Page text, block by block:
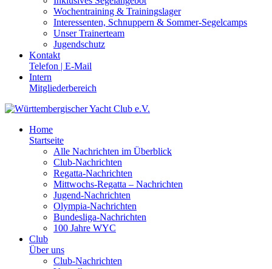
Wochentraining & Trainingslager
Interessenten, Schnuppern & Sommer-Segelcamps
Unser Trainerteam
Jugendschutz
Kontakt
Telefon | E-Mail
Intern
Mitgliederbereich
Home
Startseite
Alle Nachrichten im Überblick
Club-Nachrichten
Regatta-Nachrichten
Mittwochs-Regatta – Nachrichten
Jugend-Nachrichten
Olympia-Nachrichten
Bundesliga-Nachrichten
100 Jahre WYC
Club
Über uns
Club-Nachrichten